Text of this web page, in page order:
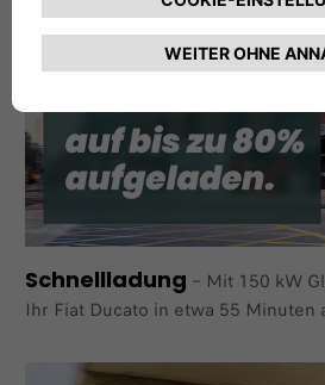
Schnellladung – Mit 150 kW
Ihr Fiat Ducato in etwa 55 Minuten